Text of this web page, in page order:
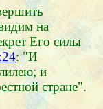
на
Его силы
: "И
и
стране".